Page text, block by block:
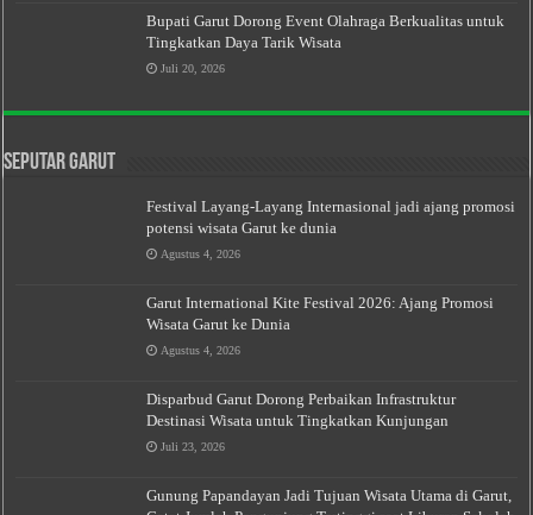
Bupati Garut Dorong Event Olahraga Berkualitas untuk
Tingkatkan Daya Tarik Wisata
Juli 20, 2026
Seputar Garut
Festival Layang-Layang Internasional jadi ajang promosi
potensi wisata Garut ke dunia
Agustus 4, 2026
Garut International Kite Festival 2026: Ajang Promosi
Wisata Garut ke Dunia
Agustus 4, 2026
Disparbud Garut Dorong Perbaikan Infrastruktur
Destinasi Wisata untuk Tingkatkan Kunjungan
Juli 23, 2026
Gunung Papandayan Jadi Tujuan Wisata Utama di Garut,